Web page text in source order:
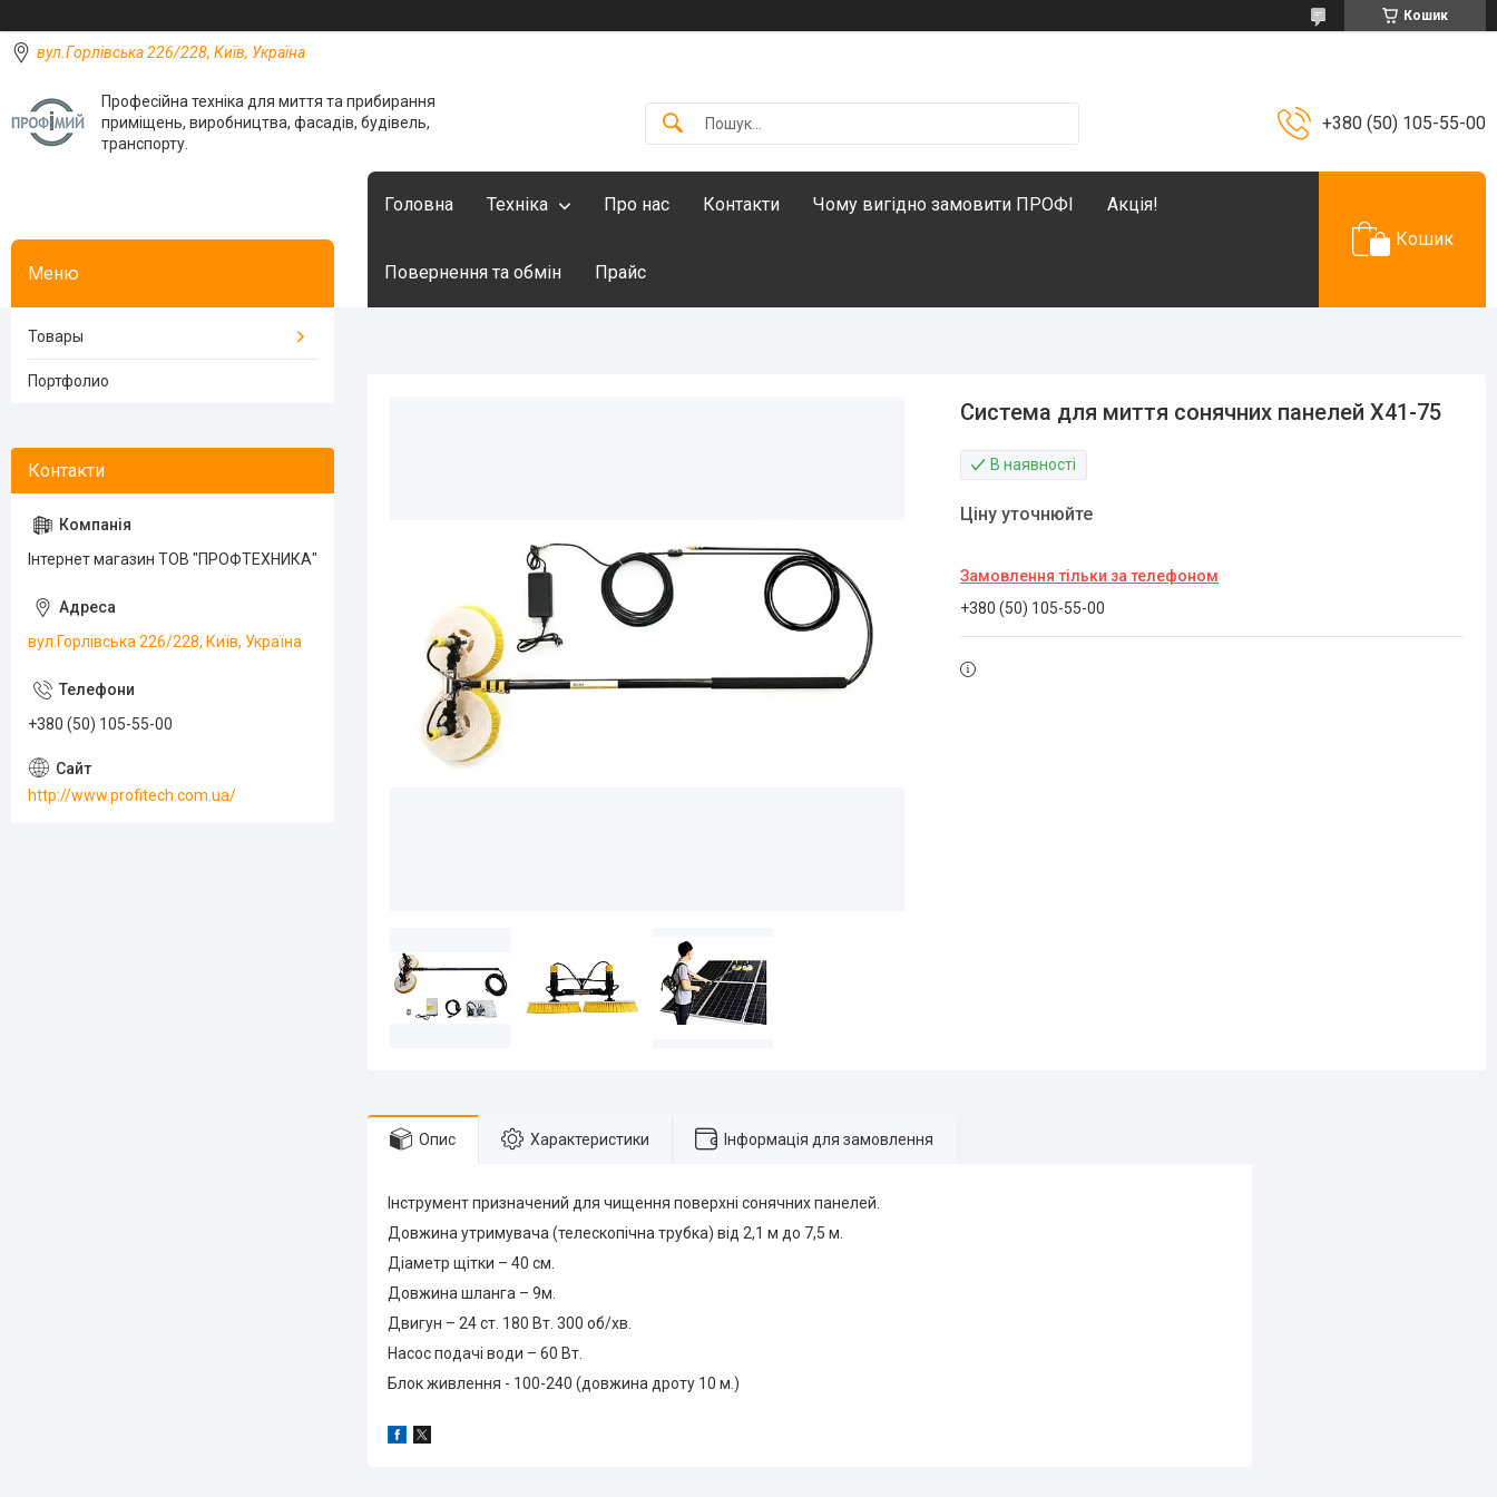
Кошик
вул.Горлівська 226/228, Київ, Україна
Професійна техніка для миття та прибирання
приміщень, виробництва, фасадів, будівель,
транспорту.
+380 (50) 105-55-00
Головна Техніка Про нас Контакти Чому вигідно замовити ПРОФІ Акція!
Повернення та обмін Прайс
Кошик
Система для миття сонячних панелей X41-75
В наявності
Ціну уточнюйте
Замовлення тільки за телефоном
+380 (50) 105-55-00
Опис Характеристики Інформація для замовлення
Інструмент призначений для чищення поверхні сонячних панелей.
Довжина утримувача (телескопічна трубка) від 2,1 м до 7,5 м.
Діаметр щітки – 40 см.
Довжина шланга – 9м.
Двигун – 24 ст. 180 Вт. 300 об/хв.
Насос подачі води – 60 Вт.
Блок живлення - 100-240 (довжина дроту 10 м.)
Товары
Портфолио
Інтернет магазин ТОВ "ПРОФТЕХНИКА"
вул.Горлівська 226/228, Київ, Україна
+380 (50) 105-55-00
http://www.profitech.com.ua/